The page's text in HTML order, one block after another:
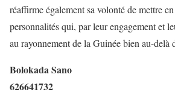
réaffirme également sa volonté de mettre
personnalités qui, par leur engagement et
au rayonnement de la Guinée bien au-delà
Bolokada Sano
626641732